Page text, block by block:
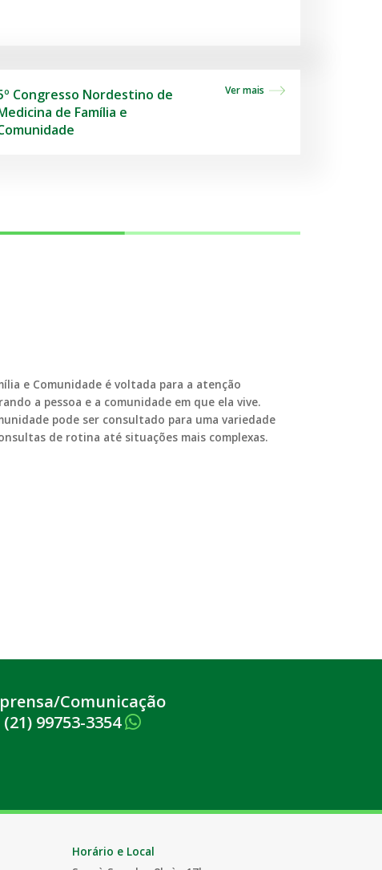
Congresso Nordestino de
de Família e
Ver mais
e Comunidade é voltada para a atenção
a pessoa e a comunidade em que ela vive.
pode ser consultado para uma variedade
de rotina até situações mais complexas.
Comunicação
(21) 99753-3354
Horário e Local